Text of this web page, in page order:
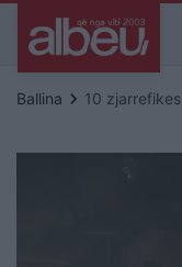
Ballina keyboard_arrow_right 10 zjarrefikes